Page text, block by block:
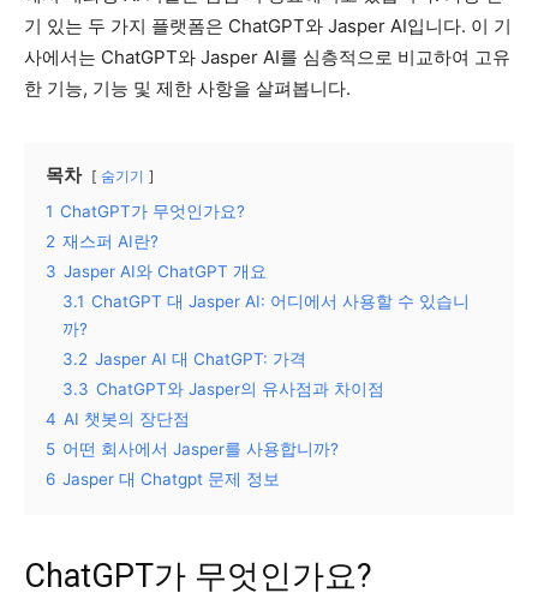
기 있는 두 가지 플랫폼은 ChatGPT와 Jasper AI입니다. 이 기
사에서는 ChatGPT와 Jasper AI를 심층적으로 비교하여 고유
한 기능, 기능 및 제한 사항을 살펴봅니다.
목차 숨기기
1 ChatGPT가 무엇인가요?
2 재스퍼 AI란?
3 Jasper AI와 ChatGPT 개요
3.1 ChatGPT 대 Jasper AI: 어디에서 사용할 수 있습니
까?
3.2 Jasper AI 대 ChatGPT: 가격
3.3 ChatGPT와 Jasper의 유사점과 차이점
4 AI 챗봇의 장단점
5 어떤 회사에서 Jasper를 사용합니까?
6 Jasper 대 Chatgpt 문제 정보
ChatGPT가 무엇인가요?